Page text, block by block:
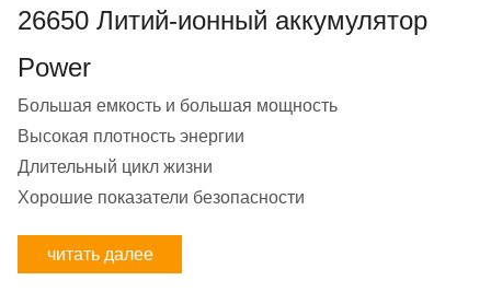
26650 Литий-ионный аккумулятор
Power
Большая емкость и большая мощность
Высокая плотность энергии
Длительный цикл жизни
Хорошие показатели безопасности
читать далее